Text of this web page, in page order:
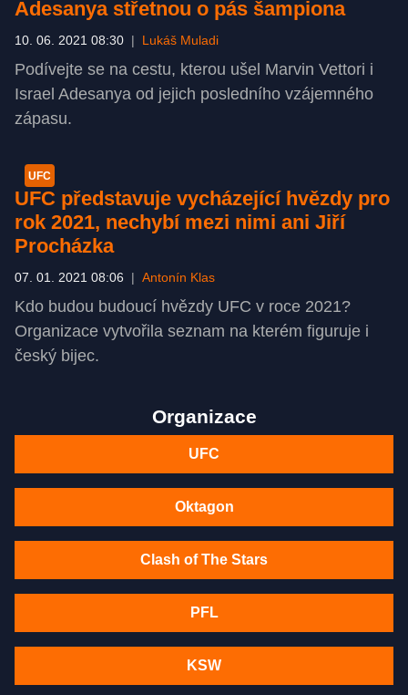
Adesanya střetnou o pás šampiona
10. 06. 2021 08:30 Lukáš Muladi
Podívejte se na cestu, kterou ušel Marvin Vettori i
Israel Adesanya od jejich posledního vzájemného
zápasu.
UFC
UFC představuje vycházející hvězdy pro
rok 2021, nechybí mezi nimi ani Jiří
Procházka
07. 01. 2021 08:06 Antonín Klas
Kdo budou budoucí hvězdy UFC v roce 2021?
Organizace vytvořila seznam na kterém figuruje i
český bijec.
Organizace
UFC
Oktagon
Clash of The Stars
PFL
KSW